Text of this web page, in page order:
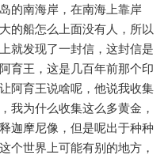
的南海岸，在南海上靠岸
的船怎么上面没有人，所以
就发现了一封信，这封信是
育王，这是几百年前那个印
阿育王说啥呢，他说我收集
我为什么收集这么多黄金，
迦摩尼像，但是呢出于种种
个世界上可能有别的地方，